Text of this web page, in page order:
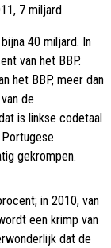
7 miljard.
40 miljard. In
van het BBP.
het BBP, meer dan
de
is linkse codetaal
gekrompen.
in 2010, van
een krimp van
dat de